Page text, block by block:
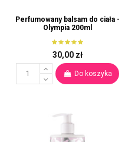
Perfumowany balsam do ciała -
Olympia 200ml
30,00 zł
Do koszyka